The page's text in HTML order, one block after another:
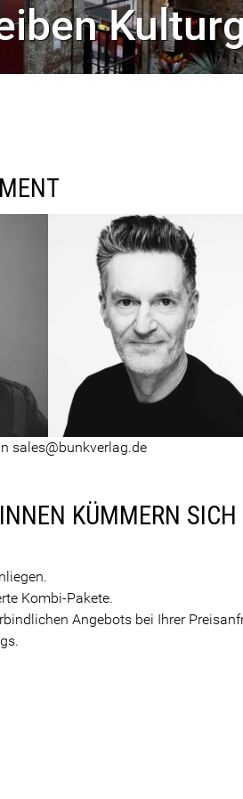
sales@bunkverlag.de
KÜMMERN
Kombi-Pakete.
Angebots bei Ihrer